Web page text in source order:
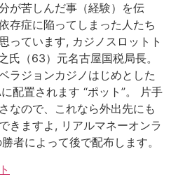
が苦しんだ事（経験）を伝
存症に陥ってしまった人たち
っています, カジノスロットト
氏（63）元名古屋国税局長。
ラジョンカジノはじめとした
配置されます “ポット”。 片手
なので、これなら外出先にも
きますよ, リアルマネーオンラ
者によって後で配布します。